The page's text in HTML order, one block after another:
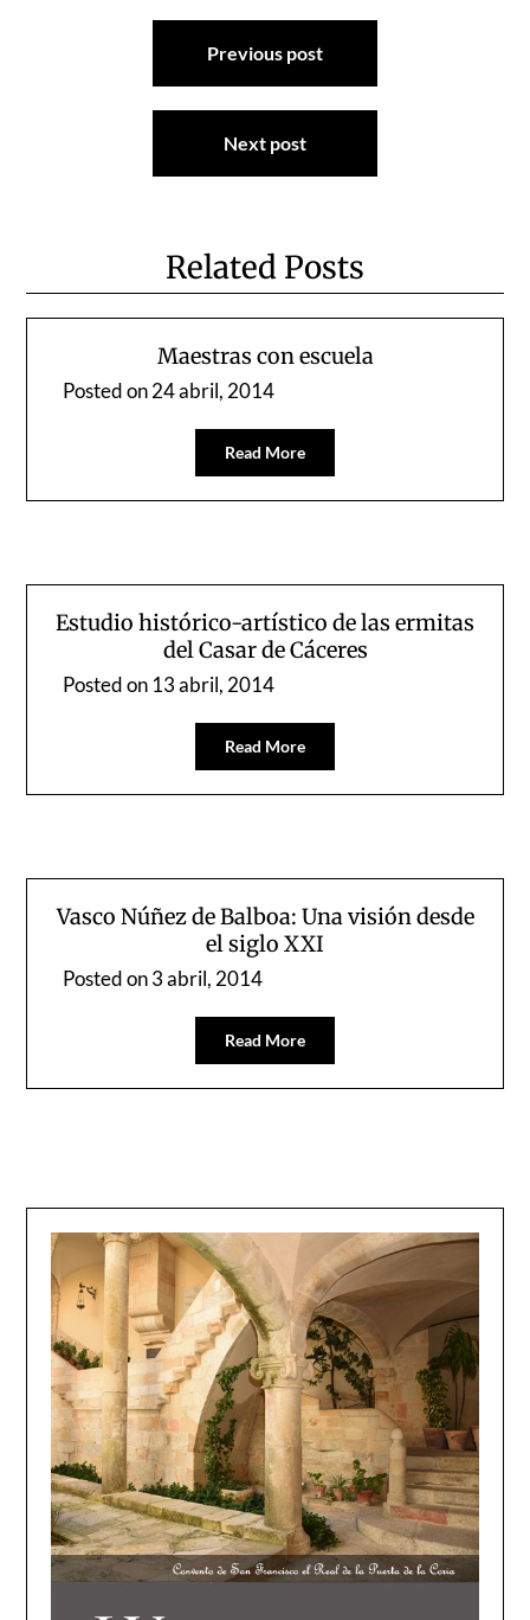
Navegación
entradas
Previous post
Next post
Related Posts
Maestras con escuela
Posted on24 abril, 2014
Read More
Estudio histórico-artístico de las ermitas
del Casar de Cáceres
Posted on13 abril, 2014
Read More
Vasco Núñez de Balboa: Una visión desde
el siglo XXI
Posted on3 abril, 2014
Read More